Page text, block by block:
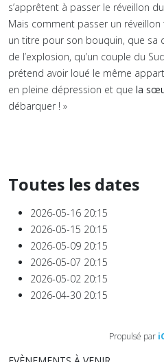
s’apprêtent à passer le réveillon
Mais comment passer un
un titre pour son bouquin, que sa
de l’explosion, qu’un couple du
prétend avoir loué le même
en pleine dépression et que la
débarquer ! »
Toutes les dates
2026-05-16 20:15
2026-05-15 20:15
2026-05-09 20:15
2026-05-07 20:15
2026-05-02 20:15
2026-04-30 20:15
Propulsé par